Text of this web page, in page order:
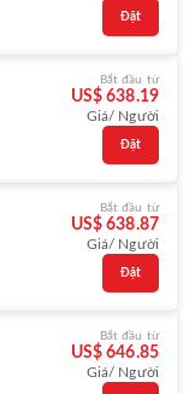
Đặt
Bắt đầu từ
US$ 638.19
Giá/ Người
Đặt
Bắt đầu từ
US$ 638.87
Giá/ Người
Đặt
Bắt đầu từ
US$ 646.85
Giá/ Người